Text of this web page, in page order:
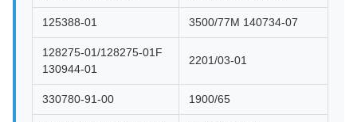
125388-01 3500/77M 140734-07
128275-01/128275-01F
130944-01
2201/03-01
330780-91-00 1900/65